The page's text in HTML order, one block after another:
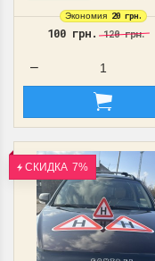
Экономия 20 грн.
100 грн.120 грн.
СКИДКА 7%